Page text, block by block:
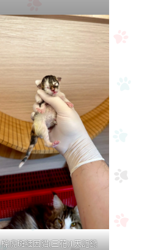
棕虎斑緬因貓(三花)1天記錄